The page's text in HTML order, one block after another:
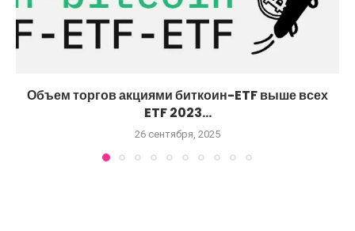
Объем торгов акциями биткоин-ETF выше всех
ETF 2023...
26 сентября, 2025